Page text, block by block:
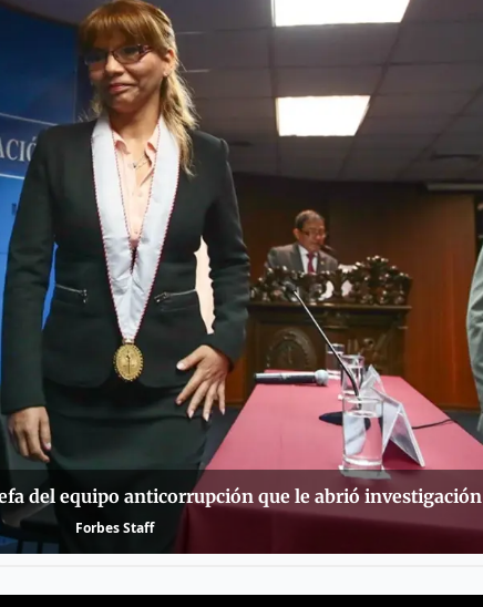
del equipo anticorrupción que le abrió investigación
Forbes Staff